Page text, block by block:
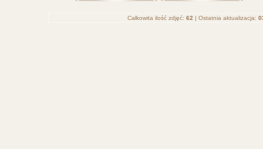
Całkowita ilość zdjęć: 62 | Ostatnia aktualizacja: